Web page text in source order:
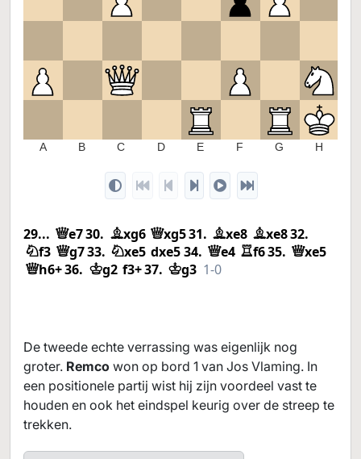
A B C D E F G H
29... Qe730. Bxg6 Qxg531. Bxe8 Bxe832.
Nf3 Qg733. Nxe5 dxe534. Qe4 Rf635. Qxe5
Qh6+36. Kg2 f3+37. Kg3 1-0
De tweede echte verrassing was eigenlijk nog
groter. Remco won op bord 1 van Jos Vlaming. In
een positionele partij wist hij zijn voordeel vast te
houden en ook het eindspel keurig over de streep te
trekken.